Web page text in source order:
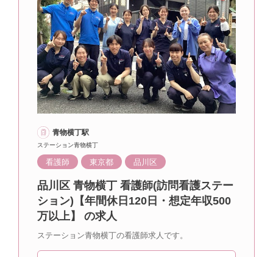
青物横丁駅
ステーション青物横丁
看護師 東京都 品川区
品川区 青物横丁 看護師(訪問看護ステー
ション)【年間休日120日・想定年収500
万以上】 の求人
ステーション青物横丁の看護師求人です。